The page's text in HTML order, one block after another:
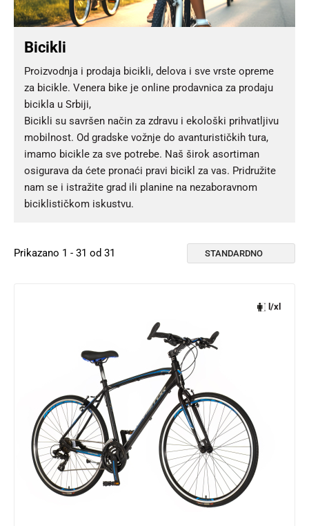
Bicikli
Proizvodnja i prodaja bicikli, delova i sve vrste opreme
za bicikle. Venera bike je online prodavnica za prodaju
bicikla u Srbiji,
Bicikli su savršen način za zdravu i ekološki prihvatljivu
mobilnost. Od gradske vožnje do avanturističkih tura,
imamo bicikle za sve potrebe. Naš širok asortiman
osigurava da ćete pronaći pravi bicikl za vas. Pridružite
nam se i istražite grad ili planine na nezaboravnom
biciklističkom iskustvu.
Prikazano 1 - 31 od 31
l/xl